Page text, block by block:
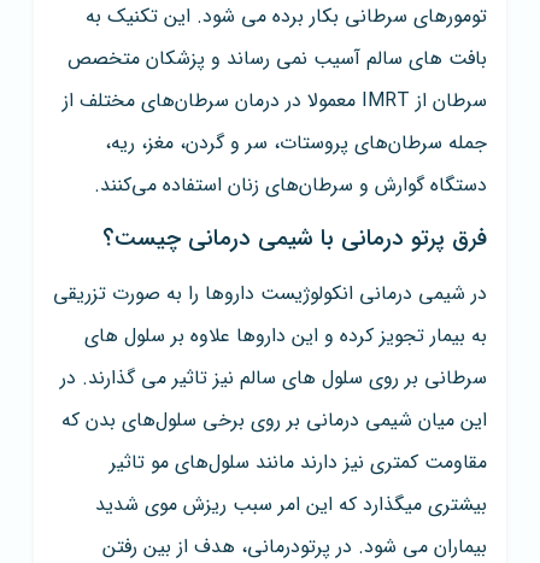
تومورهای سرطانی بکار برده می شود. این تکنیک به
بافت های سالم آسیب نمی رساند و پزشکان متخصص
سرطان از IMRT معمولا در درمان سرطان‌های مختلف از
جمله سرطان‌های پروستات، سر و گردن، مغز، ریه،
دستگاه گوارش و سرطان‌های زنان استفاده می‌کنند.
فرق پرتو درمانی با شیمی درمانی چیست؟
در شیمی درمانی انکولوژیست داروها را به صورت تزریقی
به بیمار تجویز کرده و این داروها علاوه بر سلول های
سرطانی بر روی سلول های سالم نیز تاثیر می گذارند. در
این میان شیمی درمانی بر روی برخی سلول‌های بدن که
مقاومت کمتری نیز دارند مانند سلول‌های مو تاثیر
بیشتری میگذارد که این امر سبب ریزش موی شدید
بیماران می شود. در پرتودرمانی، هدف از بین رفتن